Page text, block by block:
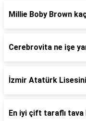
Millie Boby Brown
Cerebrovita ne işe
İzmir Atatürk
En iyi çift taraflı tava